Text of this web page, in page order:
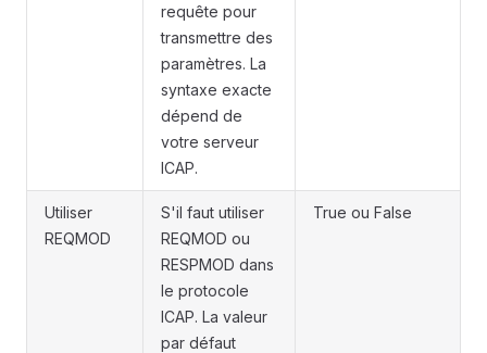
requête pour
transmettre des
paramètres. La
syntaxe exacte
dépend de
votre serveur
ICAP.
Utiliser
REQMOD
S'il faut utiliser
REQMOD ou
RESPMOD dans
le protocole
ICAP. La valeur
par défaut
True ou False